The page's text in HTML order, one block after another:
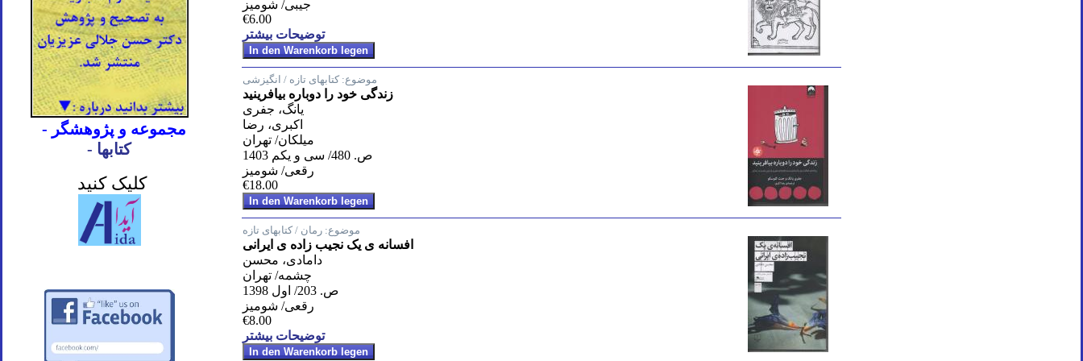
- مجموعه و پژوهشگر
- کتابها
کلیک کنید
جیبی/ شومیز
€6.00
توضیحات بیشتر
موضوع: کتابهای تازه / انگیزشی
زندگی خود را دوباره بیافرینید
یانگ، جفری
اکبری، رضا
میلکان/ تهران
ص. 480/ سی و یکم 1403
رقعی/ شومیز
€18.00
موضوع: رمان / کتابهای تازه
افسانه ی یک نجیب زاده ی ایرانی
دامادی، محسن
چشمه/ تهران
ص. 203/ اول 1398
رقعی/ شومیز
€8.00
توضیحات بیشتر